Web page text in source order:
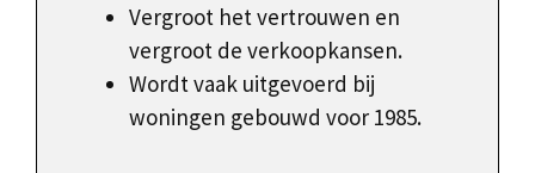
Vergroot het vertrouwen en
vergroot de verkoopkansen.
Wordt vaak uitgevoerd bij
woningen gebouwd voor 1985.